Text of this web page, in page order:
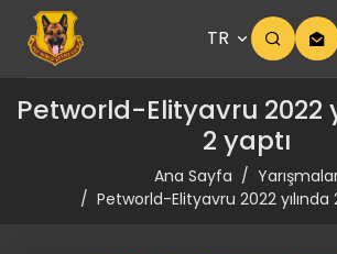
TR
Petworld-Elityavru 2022
2 yaptı
Ana Sayfa
Petworld-Elityavru 2022 yılında